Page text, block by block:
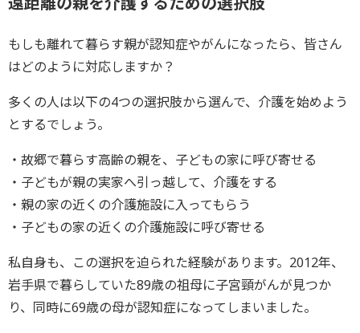
もしも離れて暮らす親が認知症やがんになったら、皆さん
はどのように対応しますか？
多くの人は以下の4つの選択肢から選んで、介護を始めよう
とするでしょう。
・故郷で暮らす高齢の親を、子どもの家に呼び寄せる
・子どもが親の実家へ引っ越して、介護をする
・親の家の近くの介護施設に入ってもらう
・子どもの家の近くの介護施設に呼び寄せる
私自身も、この選択を迫られた経験があります。2012年、
岩手県で暮らしていた89歳の祖母に子宮頸がんが見つか
り、同時に69歳の母が認知症になってしまいました。